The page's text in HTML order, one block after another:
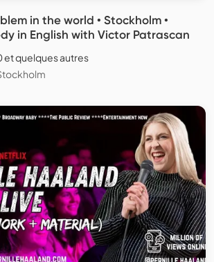
in the world • Stockholm •
in English with Victor Patrascan
et quelques autres